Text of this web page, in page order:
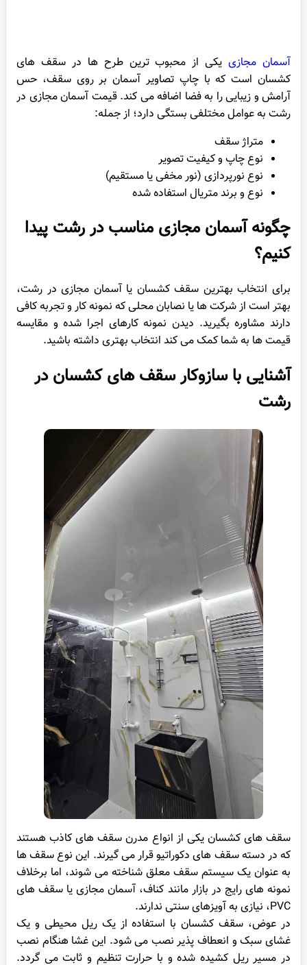
آسمان مجازییکی از محبوب ترین طرح ها در سقف های
کشسان است که با چاپ تصاویر آسمان بر روی سقف، حس
آرامش و زیبایی را به فضا اضافه می کند. قیمت آسمان مجازی در
رشت به عوامل مختلفی بستگی دارد؛ از جمله:
متراژ سقف
نوع چاپ و کیفیت تصویر
نوع نورپردازی (نور مخفی یا مستقیم)
نوع و برند متریال استفاده شده
چگونه آسمان مجازی مناسب در رشت پیدا
کنیم؟
برای انتخاب بهترین سقف کشسان یا آسمان مجازی در رشت،
بهتر است از شرکت ها یا نصابان محلی که نمونه کار و تجربه کافی
دارند مشاوره بگیرید. دیدن نمونه کارهای اجرا شده و مقایسه
قیمت ها به شما کمک می کند انتخاب بهتری داشته باشید.
آشنایی با سازوکار سقف های کشسان در
رشت
سقف های کشسان یکی از انواع مدرن سقف های کاذب هستند
که در دسته سقف های دکوراتیو قرار می گیرند. این نوع سقف ها
به عنوان یک سیستم سقف معلق شناخته می شوند، اما برخلاف
نمونه های رایج در بازار مانند کناف، آسمان مجازی یا سقف های
PVC، نیازی به آویزهای سنتی ندارند.
در عوض، سقف کشسان با استفاده از یک ریل محیطی و یک
غشای سبک و انعطاف پذیر نصب می شود. این غشا هنگام نصب
در مسیر ریل کشیده شده و با حرارت تنظیم و ثابت می گردد.